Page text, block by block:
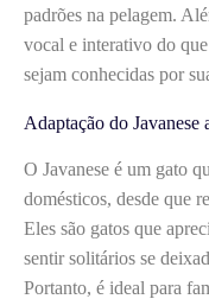
padrões na pelagem.
vocal e interativo do
sejam conhecidas por
Adaptação do
O Javanese é um gato
domésticos, desde que
Eles são gatos que
sentir solitários se
Portanto, é ideal para